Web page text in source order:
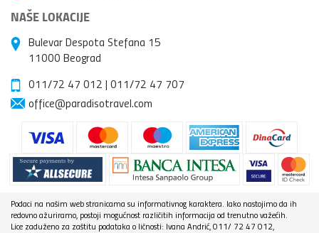
NAŠE LOKACIJE
Bulevar Despota Stefana 15
11000 Beograd
011/72 47 012 | 011/72 47 707
office@paradisotravel.com
Podaci na našim web stranicama su informativnog karaktera. Iako nastojimo da ih
redovno ažuriramo, postoji mogućnost različitih informacija od trenutno važećih.
Lice zaduženo za zaštitu podataka o ličnosti: Ivana Andrić, 011/ 72 47 012,